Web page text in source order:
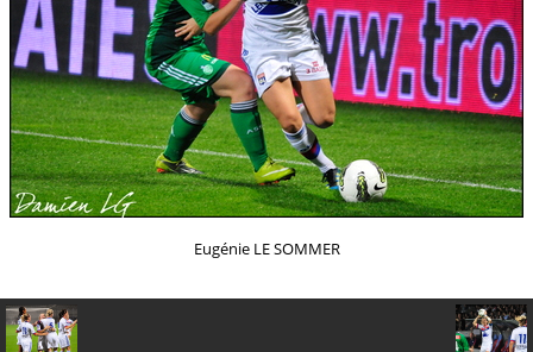
Eugénie LE SOMMER